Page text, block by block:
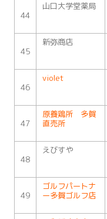
44
山口大学堂薬局
45
新弥商店
46
violet
47
原養鶏所 多賀
直売所
48
えびすや
49
ゴルフパートナ
ー多賀ゴルフ店